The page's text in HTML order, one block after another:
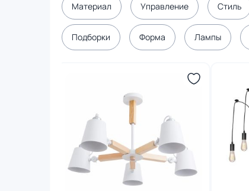
Материал Управление Стиль
Подборки Форма Лампы